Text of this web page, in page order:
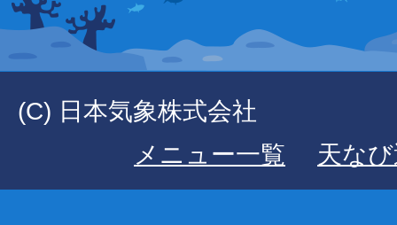
(C) 日本気象株式会社
メニュー一覧
天な